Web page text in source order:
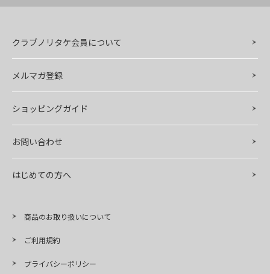
クラブノリタケ会員について
メルマガ登録
ショッピングガイド
お問い合わせ
はじめての方へ
商品のお取り扱いについて
ご利用規約
プライバシーポリシー